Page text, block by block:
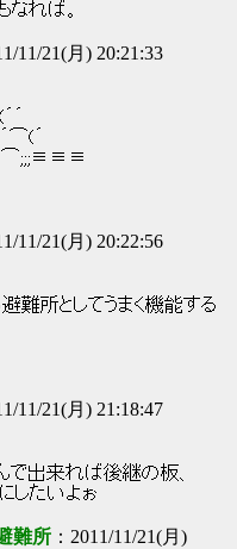
れば。
11/21(月) 20:21:33
11/21(月) 20:22:56
難所としてうまく機能する
11/21(月) 21:18:47
で出来れば後継の板、
したいよぉ
難所 ：2011/11/21(月)